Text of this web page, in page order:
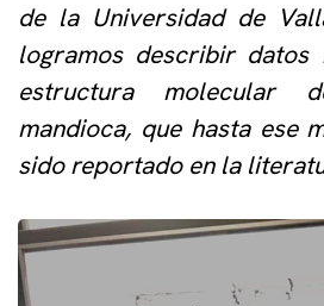
de la Universidad de
logramos describir datos
estructura molecular
mandioca, que hasta ese
sido reportado en la